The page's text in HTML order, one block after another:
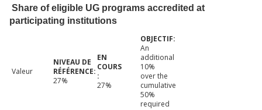
Share of eligible UG programs accredited at
participating institutions
Valeur
27%
27%
An
additional
10%
over the
cumulative
50%
required